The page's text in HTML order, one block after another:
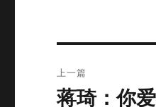
章
上一篇
上
蒋琦：你